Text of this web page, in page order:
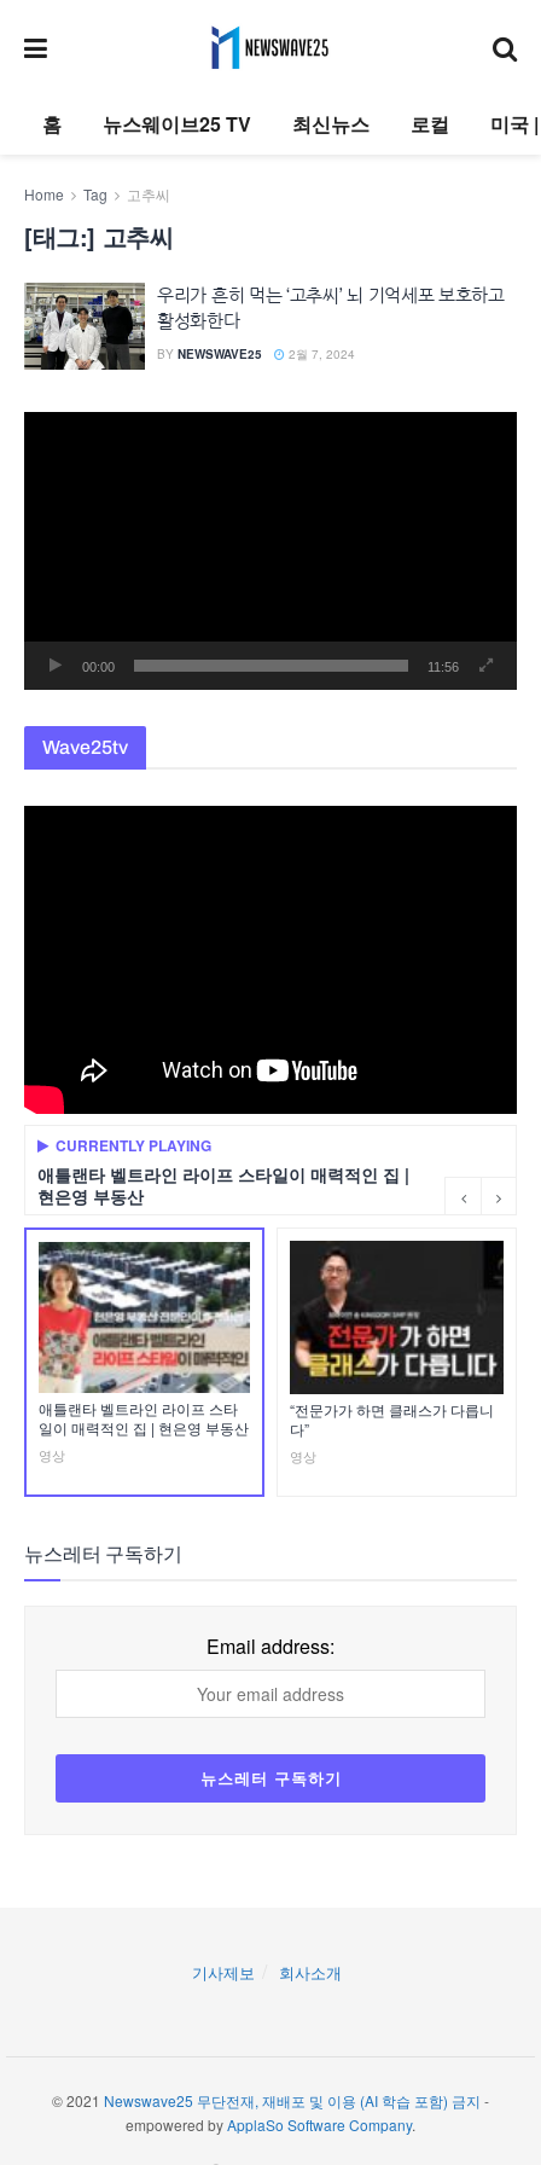
홈 뉴스웨이브25 TV 최신뉴스 로컬 미국
Home Tag 고추씨
[태그:] 고추씨
우리가 흔히 먹는 ‘고추씨’ 뇌 기억세포 보호하고
활성화한다
BY NEWSWAVE25 2월 7, 2024
00:00 11:56
Wave25tv
CURRENTLY PLAYING
애틀랜타 벨트라인 라이프 스타일이 매력적인 집 |
현은영 부동산
애틀랜타 벨트라인 라이프 스타
일이 매력적인 집 | 현은영 부동산
영상
“전문가가 하면 클래스가 다릅니
다”
영상
뉴스레터 구독하기
Email address:
기사제보 회사소개
© 2021 Newswave25 무단전재, 재배포 및 이용 (AI 학습 포함) 금지 -
empowered byApplaSo Software Company.